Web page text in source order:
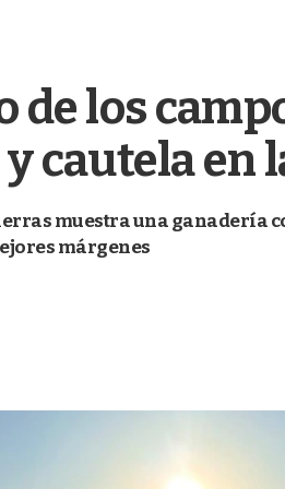
de los
cautela en
muestra una
márgenes